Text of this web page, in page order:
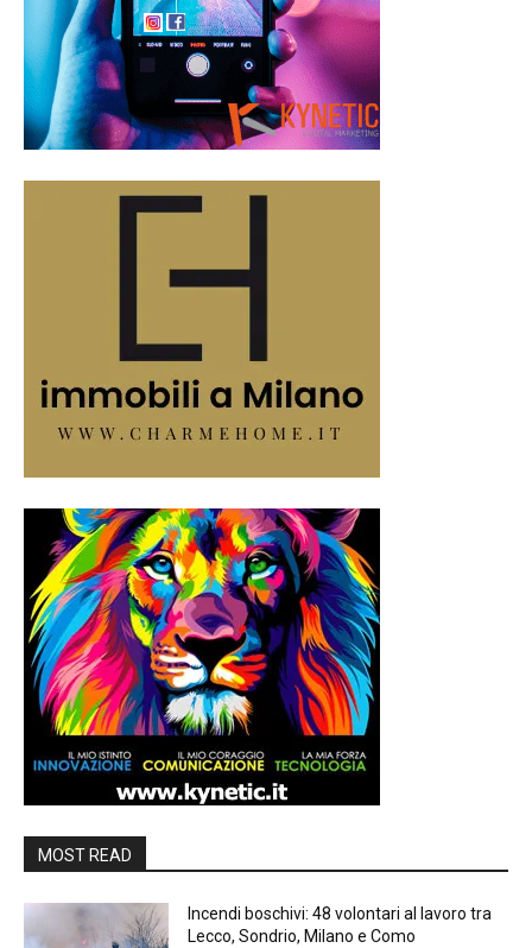
MOST READ
Incendi boschivi: 48 volontari al lavoro tra
Lecco, Sondrio, Milano e Como